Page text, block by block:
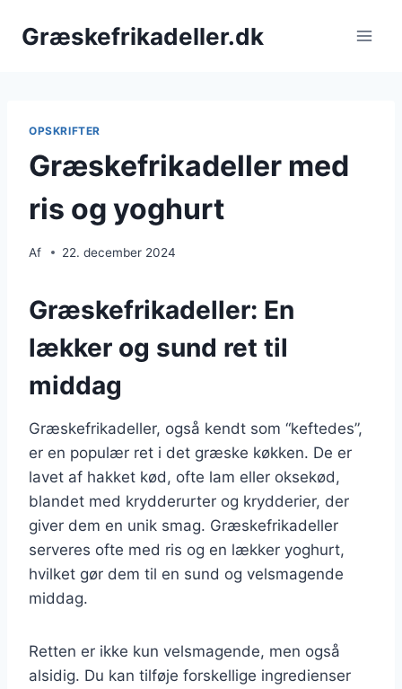
Græskefrikadeller.dk
OPSKRIFTER
Græskefrikadeller med
ris og yoghurt
Af 22. december 2024
Græskefrikadeller: En
lækker og sund ret til
middag
Græskefrikadeller, også kendt som “keftedes”,
er en populær ret i det græske køkken. De er
lavet af hakket kød, ofte lam eller oksekød,
blandet med krydderurter og krydderier, der
giver dem en unik smag. Græskefrikadeller
serveres ofte med ris og en lækker yoghurt,
hvilket gør dem til en sund og velsmagende
middag.
Retten er ikke kun velsmagende, men også
alsidig. Du kan tilføje forskellige ingredienser